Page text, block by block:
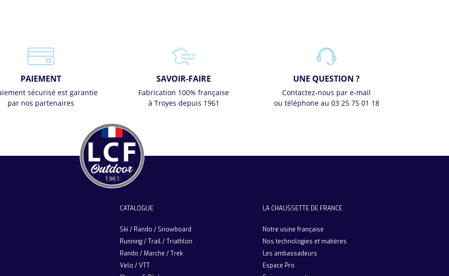
PAIEMENT
sécurisé est garantie
par nos partenaires
SAVOIR-FAIRE
Fabrication 100% française
à Troyes depuis 1961
UNE QUESTION ?
Contactez-nous par e-mail
ou téléphone au 03 25 75 01 18
CATALOGUE
Ski / Rando / Snowboard
Running / Trail / Triathlon
Rando / Marche / Trek
Velo / VTT
LA CHAUSSETTE DE FRANCE
Notre usine française
Nos technologies et matières
Les ambassadeurs
Espace Pro